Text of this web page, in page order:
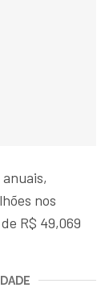
nos
R$ 49,069